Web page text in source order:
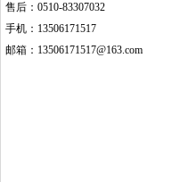
售后：0510-83307032
手机：13506171517
邮箱：13506171517@163.com